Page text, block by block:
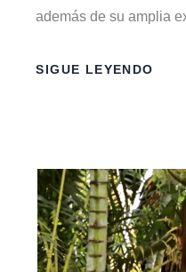
además de su amplia
SIGUE LEYENDO